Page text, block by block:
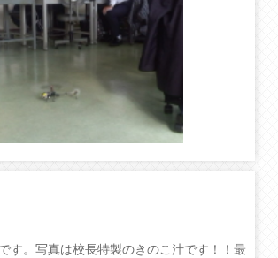
す。写真は校長特製のきのこ汁です！！最